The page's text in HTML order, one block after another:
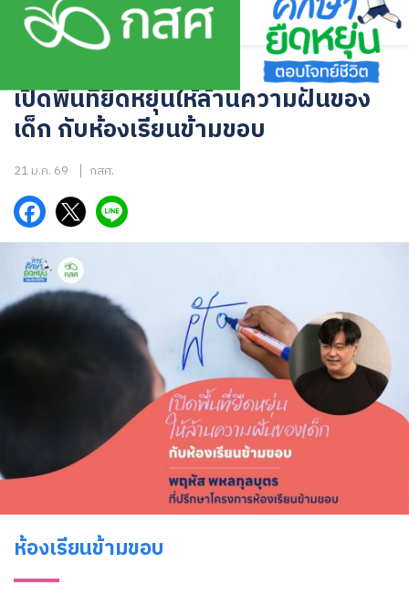
Skip
เปิดพื้นที่ยืดหยุ่นให้ล้านความฝันของ
เด็ก กับห้องเรียนข้ามขอบ
21 ม.ค. 69 กสศ.
ห้องเรียนข้ามขอบ